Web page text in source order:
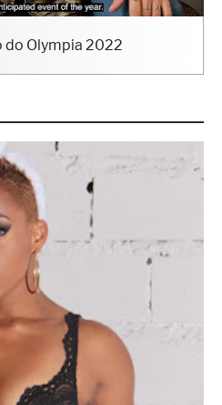
do Olympia 2022